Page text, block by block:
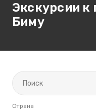
Экскурсии к
Биму
Страна